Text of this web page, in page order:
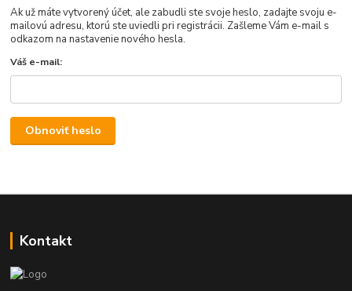
Ak už máte vytvorený účet, ale zabudli ste svoje heslo, zadajte svoju e-
mailovú adresu, ktorú ste uviedli pri registrácii. Zašleme Vám e-mail s
odkazom na nastavenie nového hesla.
Váš e-mail:
Obnoviť heslo
Kontakt